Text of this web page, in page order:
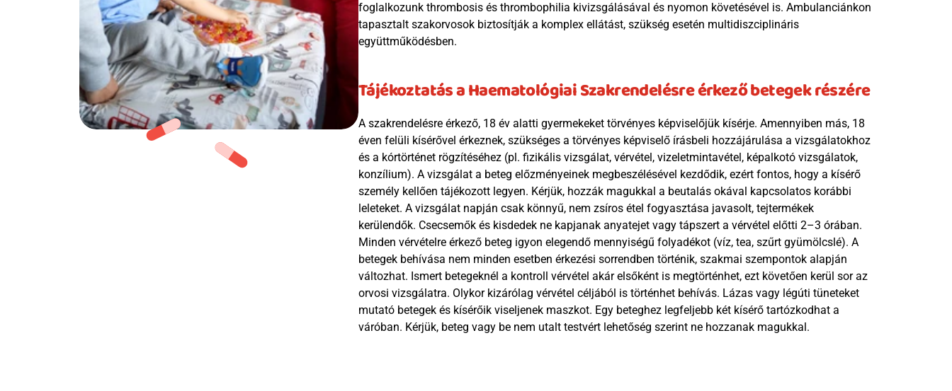
foglalkozunk thrombosis és thrombophilia kivizsgálásával és nyomon követésével is. Ambulanciánkon
tapasztalt szakorvosok biztosítják a komplex ellátást, szükség esetén multidiszciplináris
együttműködésben.
Tájékoztatás a Haematológiai Szakrendelésre érkező betegek részére
A szakrendelésre érkező, 18 év alatti gyermekeket törvényes képviselőjük kísérje. Amennyiben más, 18
éven felüli kísérővel érkeznek, szükséges a törvényes képviselő írásbeli hozzájárulása a vizsgálatokhoz
és a kórtörténet rögzítéséhez (pl. fizikális vizsgálat, vérvétel, vizeletmintavétel, képalkotó vizsgálatok,
konzílium). A vizsgálat a beteg előzményeinek megbeszélésével kezdődik, ezért fontos, hogy a kísérő
személy kellően tájékozott legyen. Kérjük, hozzák magukkal a beutalás okával kapcsolatos korábbi
leleteket. A vizsgálat napján csak könnyű, nem zsíros étel fogyasztása javasolt, tejtermékek
kerülendők. Csecsemők és kisdedek ne kapjanak anyatejet vagy tápszert a vérvétel előtti 2–3 órában.
Minden vérvételre érkező beteg igyon elegendő mennyiségű folyadékot (víz, tea, szűrt gyümölcslé). A
betegek behívása nem minden esetben érkezési sorrendben történik, szakmai szempontok alapján
változhat. Ismert betegeknél a kontroll vérvétel akár elsőként is megtörténhet, ezt követően kerül sor az
orvosi vizsgálatra. Olykor kizárólag vérvétel céljából is történhet behívás. Lázas vagy légúti tüneteket
mutató betegek és kísérőik viseljenek maszkot. Egy beteghez legfeljebb két kísérő tartózkodhat a
váróban. Kérjük, beteg vagy be nem utalt testvért lehetőség szerint ne hozzanak magukkal.